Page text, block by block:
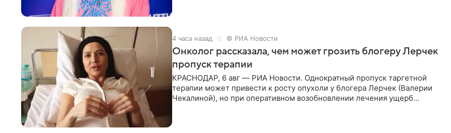
4 часа назад © РИА Новости
Онколог рассказала, чем может грозить блогеру Лерчек
пропуск терапии
КРАСНОДАР, 6 авг — РИА Новости. Однократный пропуск таргетной
терапии может привести к росту опухоли у блогера Лерчек (Валерии
Чекалиной), но при оперативном возобновлении лечения ущерб